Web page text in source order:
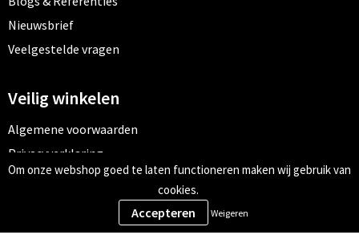
Nieuwsbrief
Veelgestelde vragen
Veilig winkelen
Algemene voorwaarden
Privacyverklaring
Cookiebeleid
Om onze webshop goed te laten functioneren maken wij gebruik van
cookies.
Weigeren